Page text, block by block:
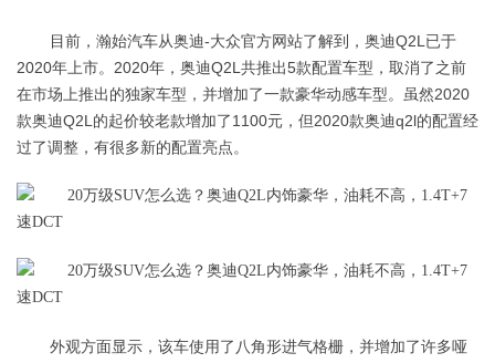
目前，瀚始汽车从奥迪-大众官方网站了解到，奥迪Q2L已于
2020年上市。2020年，奥迪Q2L共推出5款配置车型，取消了之前
在市场上推出的独家车型，并增加了一款豪华动感车型。虽然2020
款奥迪Q2L的起价较老款增加了1100元，但2020款奥迪q2l的配置经
过了调整，有很多新的配置亮点。
外观方面显示，该车使用了八角形进气格栅，并增加了许多哑